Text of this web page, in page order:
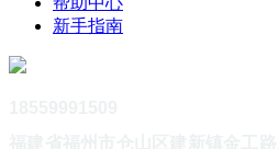
新手指南